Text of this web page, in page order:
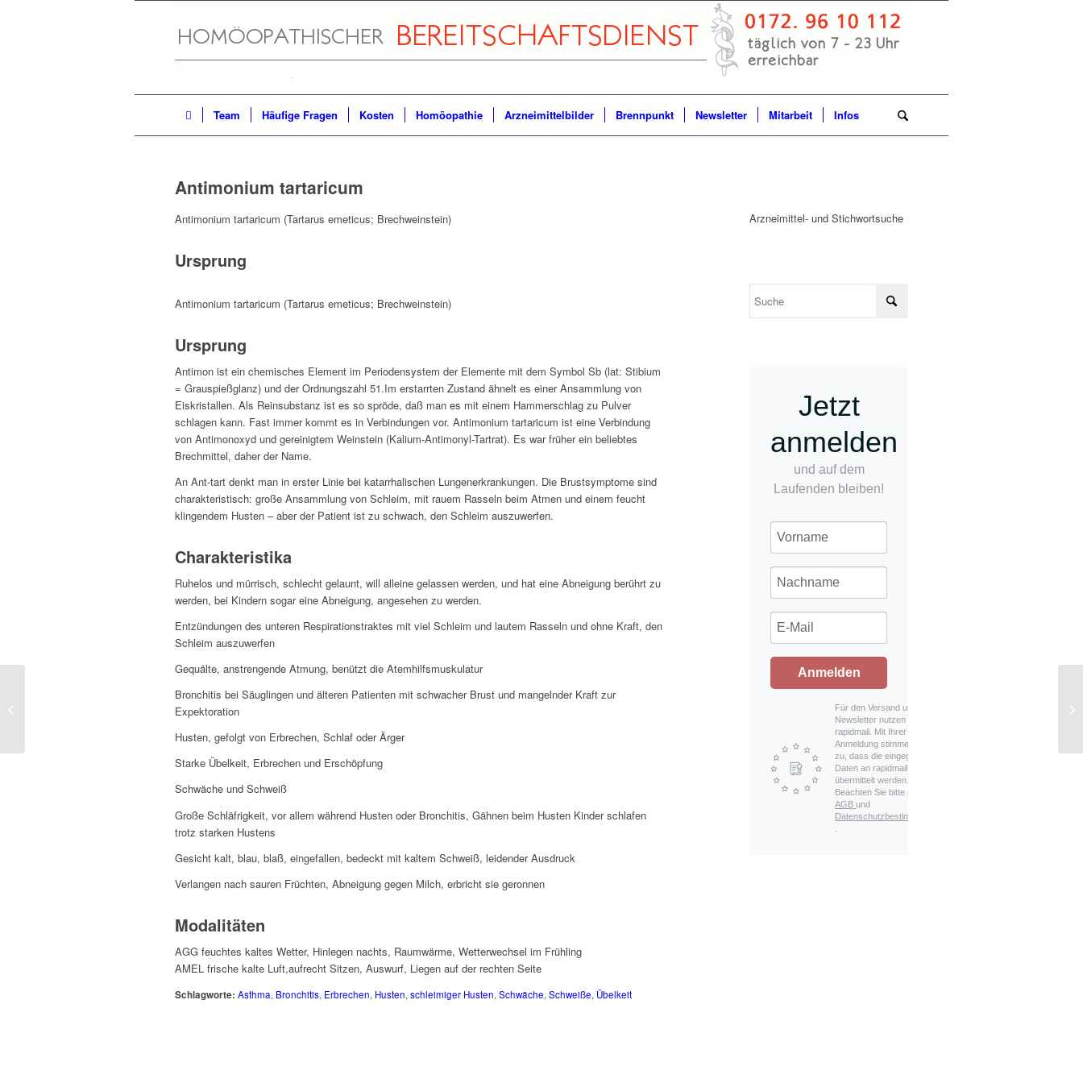
Team Häufige Fragen Kosten Homöopathie Arzneimittelbilder Brennpunkt Newsletter Mitarbeit Infos
Antimonium tartaricum
Antimonium tartaricum (Tartarus emeticus; Brechweinstein)
Ursprung
Antimonium tartaricum (Tartarus emeticus; Brechweinstein)
Ursprung
Antimon ist ein chemisches Element im Periodensystem der Elemente mit dem Symbol Sb (lat: Stibium
= Grauspießglanz) und der Ordnungszahl 51.Im erstarrten Zustand ähnelt es einer Ansammlung von
Eiskristallen. Als Reinsubstanz ist es so spröde, daß man es mit einem Hammerschlag zu Pulver
schlagen kann. Fast immer kommt es in Verbindungen vor. Antimonium tartaricum ist eine Verbindung
von Antimonoxyd und gereinigtem Weinstein (Kalium-Antimonyl-Tartrat). Es war früher ein beliebtes
Brechmittel, daher der Name.
An Ant-tart denkt man in erster Linie bei katarrhalischen Lungenerkrankungen. Die Brustsymptome sind
charakteristisch: große Ansammlung von Schleim, mit rauem Rasseln beim Atmen und einem feucht
klingendem Husten – aber der Patient ist zu schwach, den Schleim auszuwerfen.
Charakteristika
Ruhelos und mürrisch, schlecht gelaunt, will alleine gelassen werden, und hat eine Abneigung berührt zu
werden, bei Kindern sogar eine Abneigung, angesehen zu werden.
Entzündungen des unteren Respirationstraktes mit viel Schleim und lautem Rasseln und ohne Kraft, den
Schleim auszuwerfen
Gequälte, anstrengende Atmung, benützt die Atemhilfsmuskulatur
Bronchitis bei Säuglingen und älteren Patienten mit schwacher Brust und mangelnder Kraft zur
Expektoration
Husten, gefolgt von Erbrechen, Schlaf oder Ärger
Starke Übelkeit, Erbrechen und Erschöpfung
Schwäche und Schweiß
Große Schläfrigkeit, vor allem während Husten oder Bronchitis, Gähnen beim Husten Kinder schlafen
trotz starken Hustens
Gesicht kalt, blau, blaß, eingefallen, bedeckt mit kaltem Schweiß, leidender Ausdruck
Verlangen nach sauren Früchten, Abneigung gegen Milch, erbricht sie geronnen
Modalitäten
AGG feuchtes kaltes Wetter, Hinlegen nachts, Raumwärme, Wetterwechsel im Frühling
AMEL frische kalte Luft,aufrecht Sitzen, Auswurf, Liegen auf der rechten Seite
Schlagworte: Asthma, Bronchitis, Erbrechen, Husten, schleimiger Husten, Schwäche, Schweiße, Übelkeit
Arzneimittel- und Stichwortsuche
Jetzt
anmelden
und auf dem
Laufenden bleiben!
Anmelden
Für den Versand unserer
Newsletter nutzen wir
rapidmail. Mit Ihrer
Anmeldung stimmen Sie
zu, dass die eingegebenen
Daten an rapidmail
übermittelt werden.
Beachten Sie bitte auch die
AGBund
Datenschutzbestimmungen